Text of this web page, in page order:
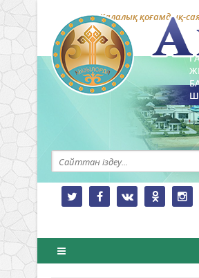
Қалалық қоғамдық-